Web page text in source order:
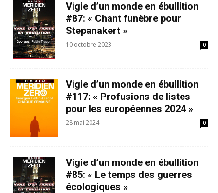
Vigie d’un monde en ébullition
#87: « Chant funèbre pour
Stepanakert »
10 octobre 2023 0
Vigie d’un monde en ébullition
#117: « Profusions de listes
pour les européennes 2024 »
28 mai 2024 0
Vigie d’un monde en ébullition
#85: « Le temps des guerres
écologiques »